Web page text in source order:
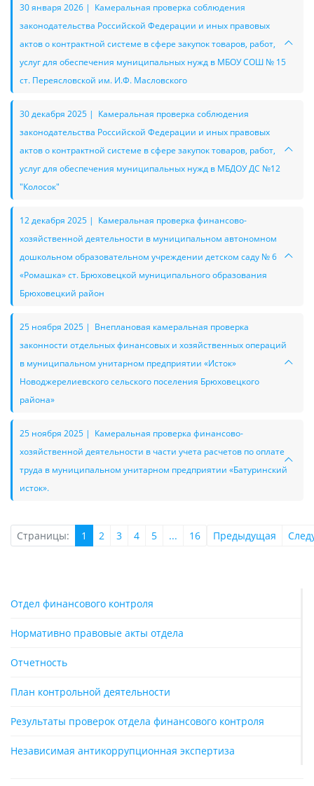
Отдел финансового контроля
Нормативно правовые акты отдела
Отчетность
План контрольной деятельности
Результаты проверок отдела финансового контроля
Независимая антикоррупционная экспертиза
30 января 2026 | Камеральная проверка соблюдения
законодательства Российской Федерации и иных правовых
актов о контрактной системе в сфере закупок товаров, работ,
услуг для обеспечения муниципальных нужд в МБОУ СОШ № 15
ст. Переясловской им. И.Ф. Масловского
30 декабря 2025 | Камеральная проверка соблюдения
законодательства Российской Федерации и иных правовых
актов о контрактной системе в сфере закупок товаров, работ,
услуг для обеспечения муниципальных нужд в МБДОУ ДС №12
"Колосок"
12 декабря 2025 | Камеральная проверка финансово-
хозяйственной деятельности в муниципальном автономном
дошкольном образовательном учреждении детском саду № 6
«Ромашка» ст. Брюховецкой муниципального образования
Брюховецкий район
25 ноября 2025 | Внеплановая камеральная проверка
законности отдельных финансовых и хозяйственных операций
в муниципальном унитарном предприятии «Исток»
Новоджерелиевского сельского поселения Брюховецкого
района»
25 ноября 2025 | Камеральная проверка финансово-
хозяйственной деятельности в части учета расчетов по оплате
труда в муниципальном унитарном предприятии «Батуринский
исток».
Страницы: 1 2 3 4 5 ... 16 Предыдущая